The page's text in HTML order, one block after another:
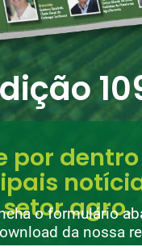
por
setor agro.
o formulário
da nossa